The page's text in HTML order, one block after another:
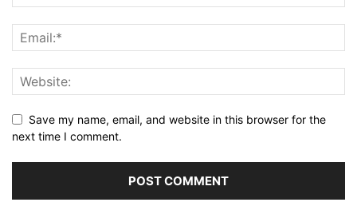
Save my name, email, and website in this browser for the
next time I comment.